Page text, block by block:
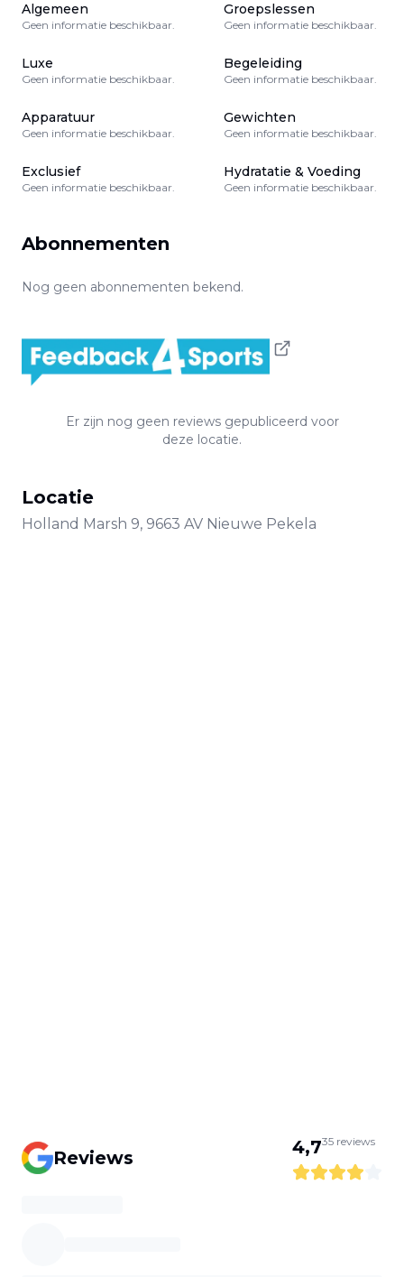
Algemeen
Geen informatie beschikbaar.
Groepslessen
Geen informatie beschikbaar.
Luxe
Geen informatie beschikbaar.
Begeleiding
Geen informatie beschikbaar.
Apparatuur
Geen informatie beschikbaar.
Gewichten
Geen informatie beschikbaar.
Exclusief
Geen informatie beschikbaar.
Hydratatie & Voeding
Geen informatie beschikbaar.
Abonnementen
Nog geen abonnementen bekend.
Er zijn nog geen reviews gepubliceerd voor
deze locatie.
Locatie
Holland Marsh 9, 9663 AV Nieuwe Pekela
Reviews 4,735 reviews